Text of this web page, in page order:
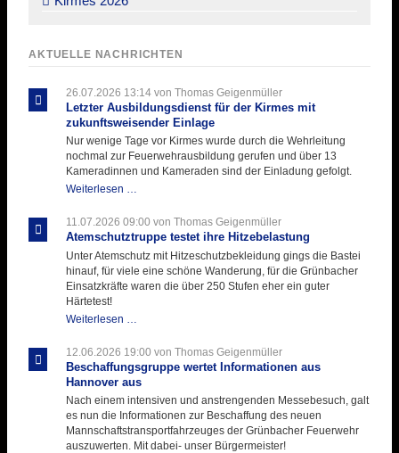
AKTUELLE NACHRICHTEN
26.07.2026 13:14von Thomas Geigenmüller
Letzter Ausbildungsdienst für der Kirmes mit
zukunftsweisender Einlage
Nur wenige Tage vor Kirmes wurde durch die Wehrleitung
nochmal zur Feuerwehrausbildung gerufen und über 13
Kameradinnen und Kameraden sind der Einladung gefolgt.
Weiterlesen …
für
der
11.07.2026 09:00 von Thomas Geigenmüller
Atemschutztruppe testet ihre Hitzebelastung
Unter Atemschutz mit Hitzeschutzbekleidung gings die Bastei
hinauf, für viele eine schöne Wanderung, für die Grünbacher
Einsatzkräfte waren die über 250 Stufen eher ein guter
Härtetest!
Weiterlesen …
ihre
Hitzebelastung
12.06.2026 19:00 von Thomas Geigenmüller
Beschaffungsgruppe wertet Informationen aus
Hannover aus
Nach einem intensiven und anstrengenden Messebesuch, galt
es nun die Informationen zur Beschaffung des neuen
Mannschaftstransportfahrzeuges der Grünbacher Feuerwehr
auszuwerten. Mit dabei- unser Bürgermeister!